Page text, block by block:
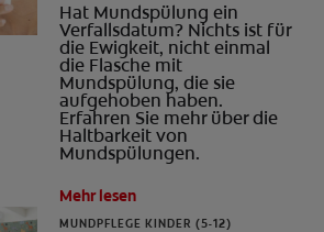
Hat Mundspülung ein
Verfallsdatum? Nichts ist für
die Ewigkeit, nicht einmal
die Flasche mit
Mundspülung, die sie
aufgehoben haben.
Erfahren Sie mehr über die
Haltbarkeit von
Mundspülungen.
Mehr lesen
MUNDPFLEGE KINDER (5-12)